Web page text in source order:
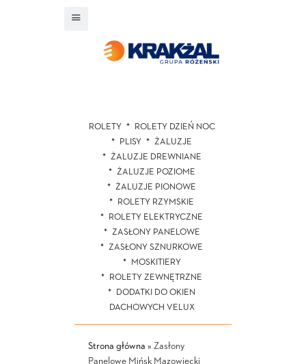
ROLETY
ROLETY DZIEŃ NOC
PLISY
ŻALUZJE
ŻALUZJE DREWNIANE
ŻALUZJE POZIOME
ŻALUZJE PIONOWE
ROLETY RZYMSKIE
ROLETY ELEKTRYCZNE
ZASŁONY PANELOWE
ZASŁONY SZNURKOWE
MOSKITIERY
ROLETY ZEWNĘTRZNE
DODATKI DO OKIEN
DACHOWYCH VELUX
Strona główna » Zasłony
Panelowe Mińsk Mazowiecki